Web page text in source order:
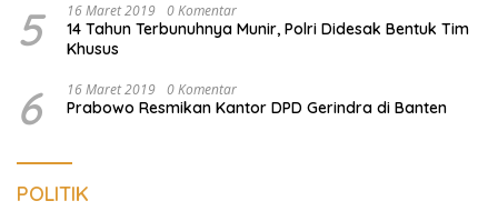
5 16 Maret 2019 0 Komentar
14 Tahun Terbunuhnya Munir, Polri Didesak Bentuk Tim
Khusus
6 16 Maret 2019 0 Komentar
Prabowo Resmikan Kantor DPD Gerindra di Banten
POLITIK